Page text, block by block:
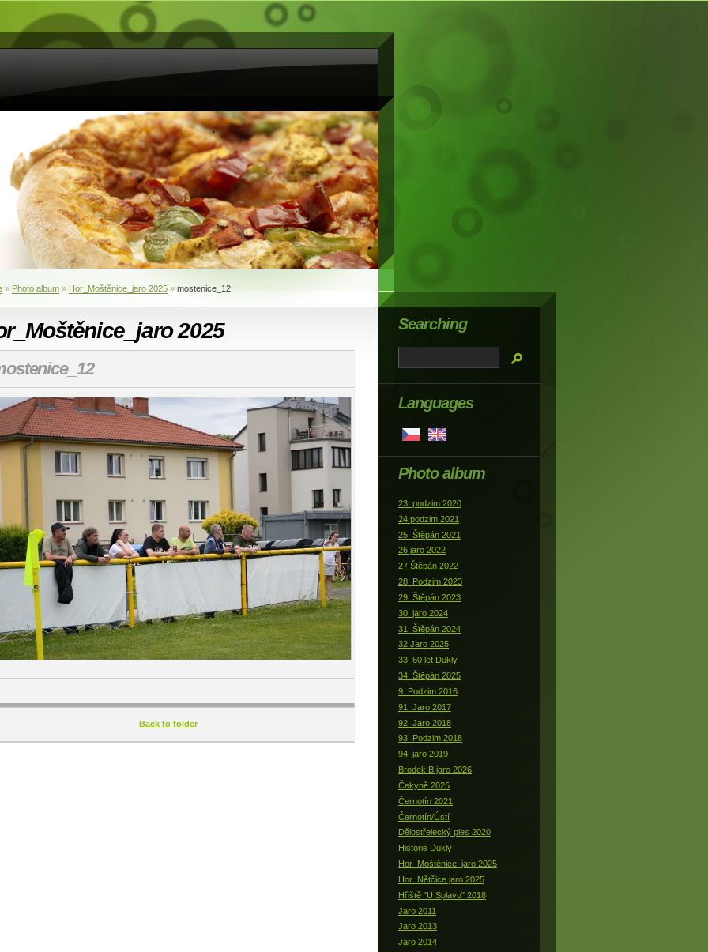
» Photo album » Hor_Moštěnice_jaro 2025 » mostenice_12
2025
Back to folder
Languages
Photo album
23_podzim 2020
24 podzim 2021
25_Štěpán 2021
26 jaro 2022
27 Štěpán 2022
28_Podzim 2023
29_Štěpán 2023
30_jaro 2024
31_Štěpán 2024
32 Jaro 2025
33_60 let Dukly
34_Štěpán 2025
9_Podzim 2016
91_Jaro 2017
92_Jaro 2018
93_Podzim 2018
94_jaro 2019
Brodek B jaro 2026
Čekyně 2025
Černotín 2021
Černotín/Ústí
Dělostřelecký ples 2020
Historie Dukly
Hor_Moštěnice_jaro 2025
Hor_Nětčice jaro 2025
Hřiště "U Splavu" 2018
Jaro 2011
Jaro 2013
Jaro 2014
Searching